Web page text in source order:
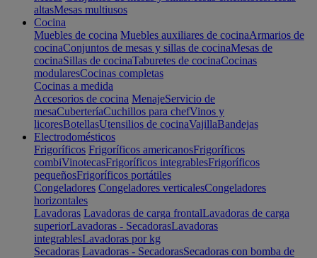
altasMesas multiusos
Cocina
Muebles de cocina Muebles auxiliares de cocinaArmarios de
cocinaConjuntos de mesas y sillas de cocinaMesas de
cocinaSillas de cocinaTaburetes de cocinaCocinas
modularesCocinas completas
Cocinas a medida
Accesorios de cocina MenajeServicio de
mesaCuberteríaCuchillos para chefVinos y
licoresBotellasUtensilios de cocinaVajillaBandejas
Electrodomésticos
Frigoríficos Frigoríficos americanosFrigoríficos
combiVinotecasFrigoríficos integrablesFrigoríficos
pequeñosFrigoríficos portátiles
Congeladores Congeladores verticalesCongeladores
horizontales
Lavadoras Lavadoras de carga frontalLavadoras de carga
superiorLavadoras - SecadorasLavadoras
integrablesLavadoras por kg
Secadoras Lavadoras - SecadorasSecadoras con bomba de